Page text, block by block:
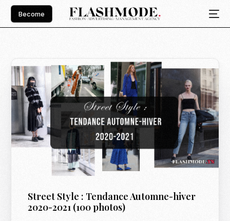
Become
Street Style : Tendance Automne-hiver
2020-2021 (100 photos)